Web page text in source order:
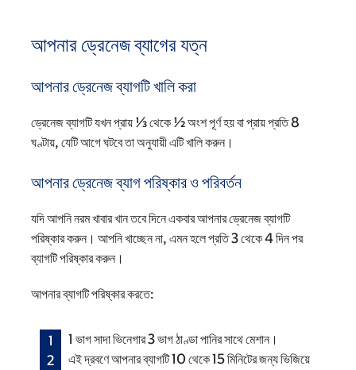
আপনার ড্রেনেজ ব্যাগের যত্ন
আপনার ড্রেনেজ ব্যাগটি খালি করা
ড্রেনেজ ব্যাগটি যখন প্রায় ⅓ থেকে ½ অংশ পূর্ণ হয় বা প্রায় প্রতি 8
ঘণ্টায়, যেটি আগে ঘটবে তা অনুযায়ী এটি খালি করুন।
আপনার ড্রেনেজ ব্যাগ পরিষ্কার ও পরিবর্তন
যদি আপনি নরম খাবার খান তবে দিনে একবার আপনার ড্রেনেজ ব্যাগটি
পরিষ্কার করুন। আপনি খাচ্ছেন না, এমন হলে প্রতি 3 থেকে 4 দিন পর
ব্যাগটি পরিষ্কার করুন।
আপনার ব্যাগটি পরিষ্কার করতে:
1 ভাগ সাদা ভিনেগার 3 ভাগ ঠাণ্ডা পানির সাথে মেশান।
এই দ্রবণে আপনার ব্যাগটি 10 থেকে 15 মিনিটের জন্য ভিজিয়ে